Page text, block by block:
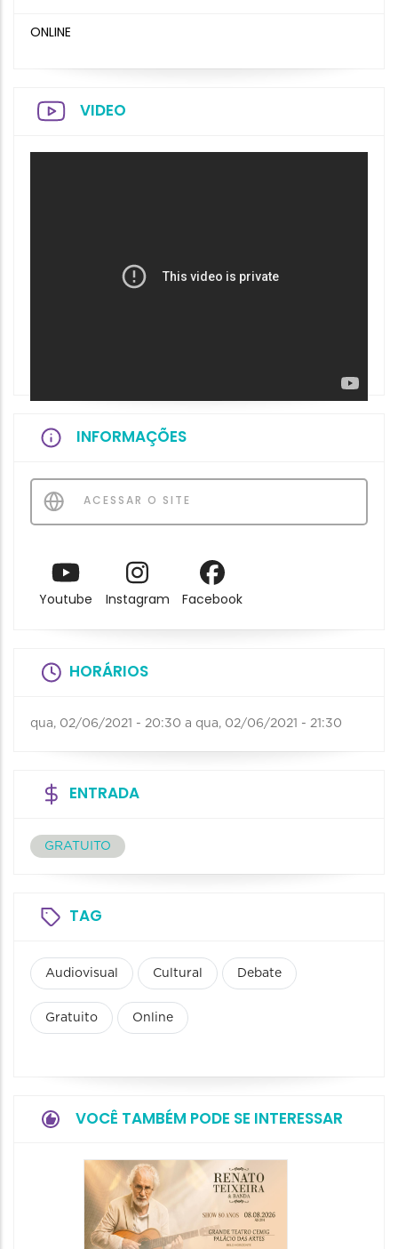
ONLINE
VIDEO
INFORMAÇÕES
ACESSAR O SITE
Youtube Instagram Facebook
HORÁRIOS
qua, 02/06/2021 - 20:30 a qua, 02/06/2021 - 21:30
ENTRADA
GRATUITO
TAG
Audiovisual Cultural Debate
Gratuito Online
VOCÊ TAMBÉM PODE SE INTERESSAR